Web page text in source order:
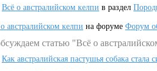
Всё о австралийском келпи в раздел
австралийском келпи на форуме Форум
статью "Всё о
Как австралийская пастушья собака